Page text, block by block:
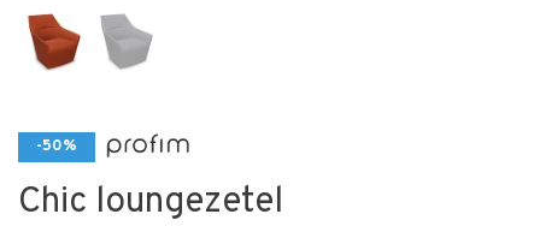
-50%
Chic loungezetel